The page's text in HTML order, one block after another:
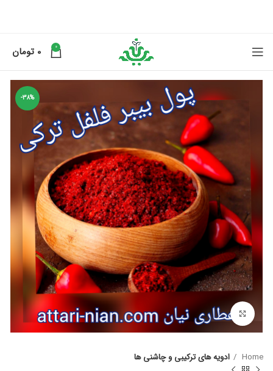
0
0 تومان
-38%
برای بزرگنمایی کلیک کنید
Home ادویه های ترکیبی و چاشنی ها